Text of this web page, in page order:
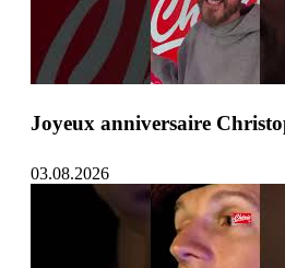
Joyeux anniversaire
03.08.2026